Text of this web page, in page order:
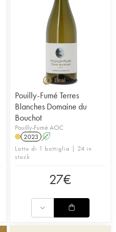
Pouilly-Fumé Terres
Blanches Domaine du
Bouchot
Pouilly-Fumé AOC
2023 A
Lotto di 1 bottiglia | 24 in
stock
27€